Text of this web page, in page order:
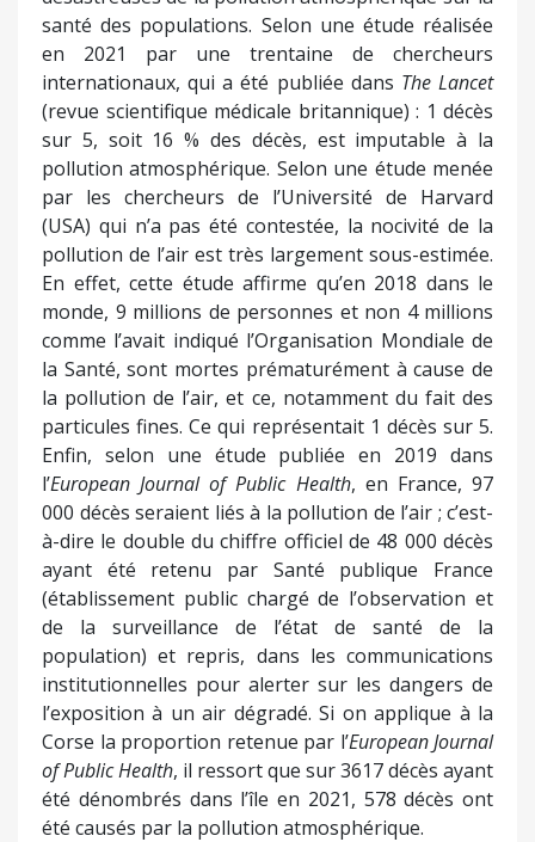
santé des populations. Selon une étude réalisée
en 2021 par une trentaine de chercheurs
internationaux, qui a été publiée dans The Lancet
(revue scientifique médicale britannique) : 1 décès
sur 5, soit 16 % des décès, est imputable à la
pollution atmosphérique. Selon une étude menée
par les chercheurs de l’Université de Harvard
(USA) qui n’a pas été contestée, la nocivité de la
pollution de l’air est très largement sous-estimée.
En effet, cette étude affirme qu’en 2018 dans le
monde, 9 millions de personnes et non 4 millions
comme l’avait indiqué l’Organisation Mondiale de
la Santé, sont mortes prématurément à cause de
la pollution de l’air, et ce, notamment du fait des
particules fines. Ce qui représentait 1 décès sur 5.
Enfin, selon une étude publiée en 2019 dans
l’European Journal of Public Health, en France, 97
000 décès seraient liés à la pollution de l’air ; c’est-
à-dire le double du chiffre officiel de 48 000 décès
ayant été retenu par Santé publique France
(établissement public chargé de l’observation et
de la surveillance de l’état de santé de la
population) et repris, dans les communications
institutionnelles pour alerter sur les dangers de
l’exposition à un air dégradé. Si on applique à la
Corse la proportion retenue par l’European Journal
of Public Health, il ressort que sur 3617 décès ayant
été dénombrés dans l’île en 2021, 578 décès ont
été causés par la pollution atmosphérique.